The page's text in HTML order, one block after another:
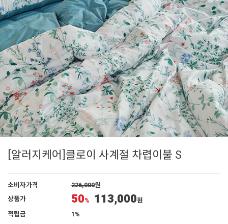
[알러지케어]클로이 사계절 차렵이불 S
소비자가격 226,000원
상품가
50% 113,000원
적립금
1%